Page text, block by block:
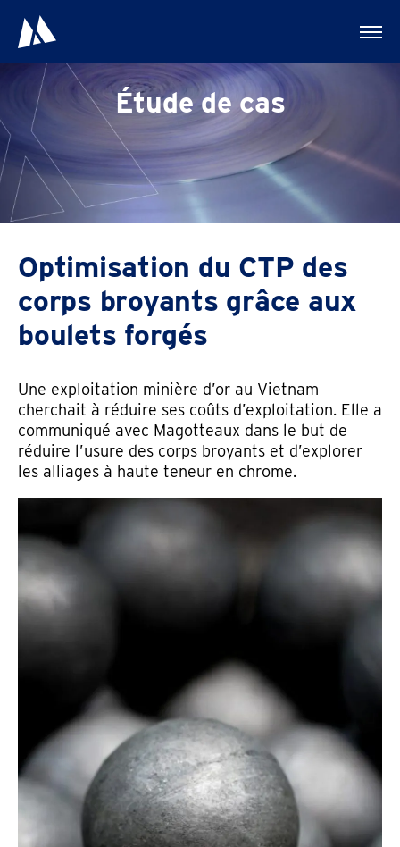
Étude de cas
Optimisation du CTP des
corps broyants grâce aux
boulets forgés
Une exploitation minière d’or au Vietnam
cherchait à réduire ses coûts d’exploitation. Elle a
communiqué avec Magotteaux dans le but de
réduire l’usure des corps broyants et d’explorer
les alliages à haute teneur en chrome.
Prénom
Nom de famille
Entreprise
Email address
Pays